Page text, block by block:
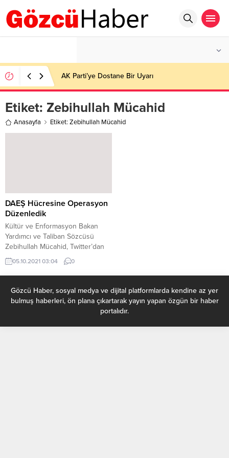
AK Parti’ye Dostane Bir Uyarı
Etiket: Zebihullah Mücahid
Anasayfa Etiket: Zebihullah Mücahid
DAEŞ Hücresine Operasyon
Düzenledik
Kültür ve Enformasyon Bakan
Yardımcı ve Taliban Sözcüsü
Zebihullah Mücahid, Twitter’dan
yaptığı açıklamada, “Dün gece,
İslam Emirliği Mücahidlerinin özel
bir birimi, Kabil’in 17. Bölgesinde
fitne grubu Deaş’e karşı bir
operasyon düzenledi.” dedi.
sonucunda Deaş hücresi
05.10.2021 03:04 0
Gözcü Haber, sosyal medya ve dijital platformlarda kendine az yer
bulmuş haberleri, ön plana çıkartarak yayın yapan özgün bir haber
portalıdır.